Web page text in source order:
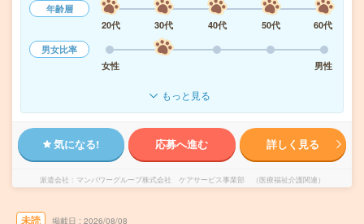
年齢層
20代
30代 40代 50代
60代
男女比率
女性
男性
もっと見る
気になる! 応募へ進む 詳しく見る
派遣会社 マンパワーグループ株式会社 ケアサービス事業部 （医療福祉介護関連）
未読 掲載日 2026/08/08